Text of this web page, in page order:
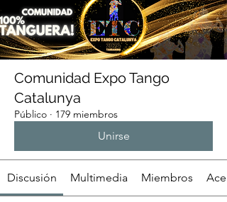
Comunidad Expo Tango
Catalunya
Público · 179 miembros
Unirse
Discusión Multimedia Miembros